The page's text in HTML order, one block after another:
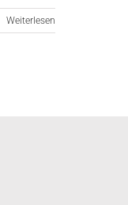
Weiterlesen